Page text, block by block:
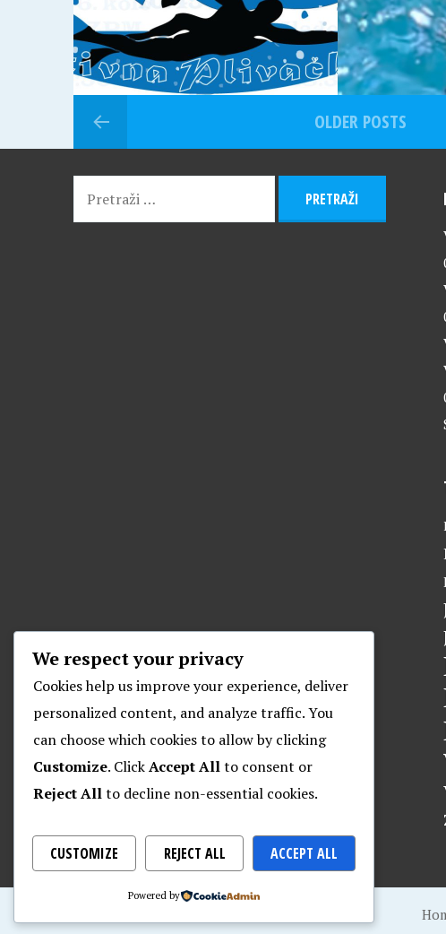
OLDER POSTS
We respect your privacy
Cookies help us improve your experience, deliver
personalized content, and analyze traffic. You
can choose which cookies to allow by clicking
Customize. ClickAccept Allto consent or
Reject Allto decline non-essential cookies.
CUSTOMIZE REJECT ALL ACCEPT ALL
Powered by